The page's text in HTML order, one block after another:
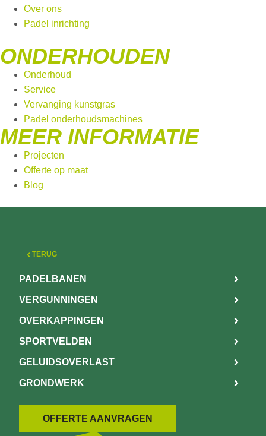
Over ons
Padel inrichting
ONDERHOUDEN
Onderhoud
Service
Vervanging kunstgras
Padel onderhoudsmachines
MEER INFORMATIE
Projecten
Offerte op maat
Blog
TERUG
PADELBANEN
VERGUNNINGEN
OVERKAPPINGEN
SPORTVELDEN
GELUIDSOVERLAST
GRONDWERK
OFFERTE AANVRAGEN